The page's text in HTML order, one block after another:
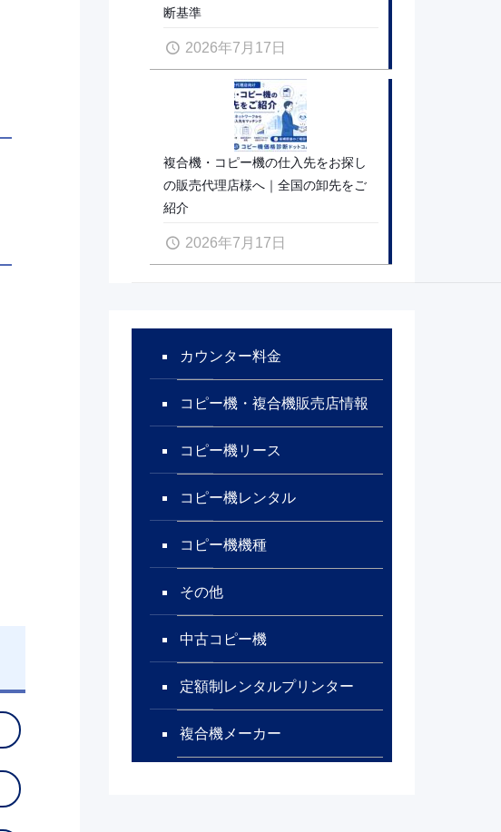
断基準
2026年7月17日
複合機・コピー機の仕入先をお探し
の販売代理店様へ｜全国の卸先をご
紹介
2026年7月17日
カウンター料金
コピー機・複合機販売店情報
コピー機リース
コピー機レンタル
コピー機機種
その他
中古コピー機
定額制レンタルプリンター
複合機メーカー